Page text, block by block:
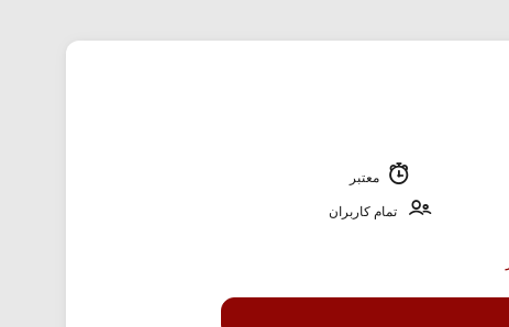
معتبر
تمام کاربران